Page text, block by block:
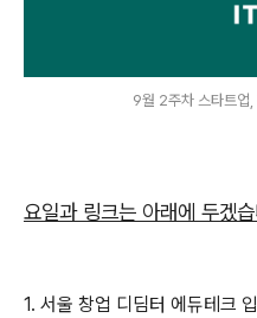
9월 2주차 스타트업,
요일과 링크는 아래에 두겠
1. 서울 창업 디딤터 에듀테크